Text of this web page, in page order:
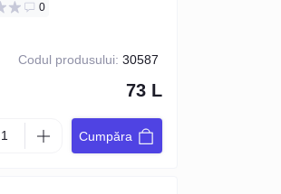
0
Codul produsului: 30587
73 L
Cumpăra